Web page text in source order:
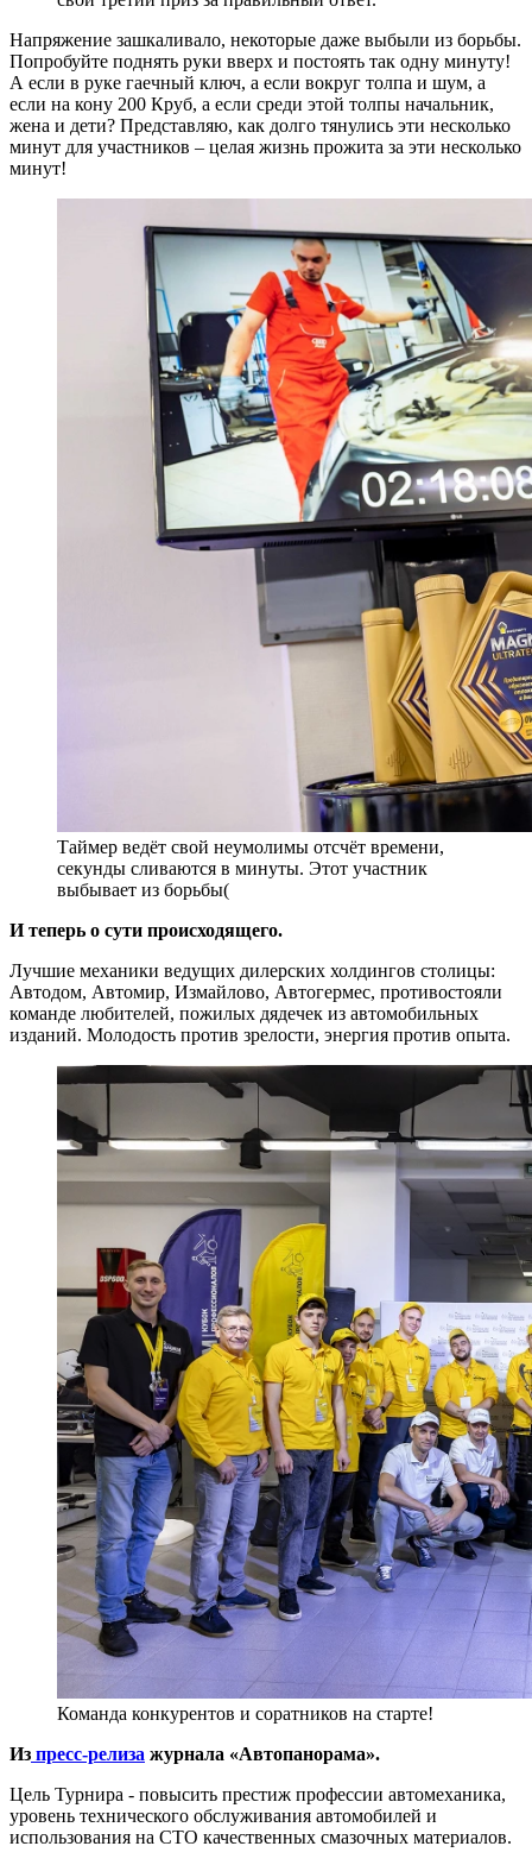
Напряжение зашкаливало, некоторые даже выбыли из борьбы.
Попробуйте поднять руки вверх и постоять так одну минуту!
А если в руке гаечный ключ, а если вокруг толпа и шум, а
если на кону 200 Круб, а если среди этой толпы начальник,
жена и дети? Представляю, как долго тянулись эти несколько
минут для участников – целая жизнь прожита за эти несколько
минут!
Таймер ведёт свой неумолимы отсчёт времени,
секунды сливаются в минуты. Этот участник
выбывает из борьбы(
И теперь о сути происходящего.
Лучшие механики ведущих дилерских холдингов столицы:
Автодом, Автомир, Измайлово, Автогермес, противостояли
команде любителей, пожилых дядечек из автомобильных
изданий. Молодость против зрелости, энергия против опыта.
Команда конкурентов и соратников на старте!
Из пресс-релиза журнала «Автопанорама».
Цель Турнира - повысить престиж профессии автомеханика,
уровень технического обслуживания автомобилей и
использования на СТО качественных смазочных материалов.